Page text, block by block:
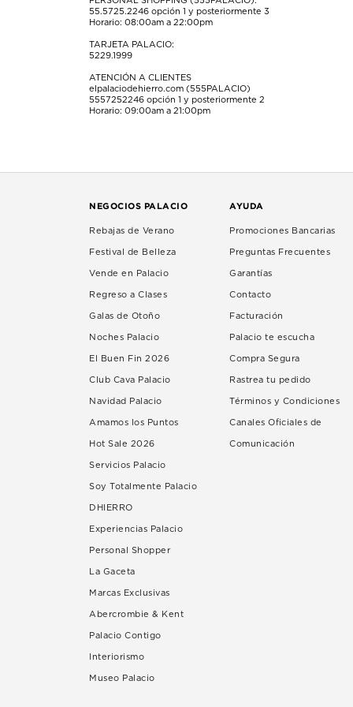
55.5725.2246 opción 1 y posteriormente 3
Horario: 08:00am a 22:00pm
TARJETA PALACIO:
5229.1999
ATENCIÓN A CLIENTES
elpalaciodehierro.com (555PALACIO)
5557252246 opción 1 y posteriormente 2
Horario: 09:00am a 21:00pm
NEGOCIOS PALACIO
Rebajas de Verano
Festival de Belleza
Vende en Palacio
Regreso a Clases
Galas de Otoño
Noches Palacio
El Buen Fin 2026
Club Cava Palacio
Navidad Palacio
Amamos los Puntos
Hot Sale 2026
Servicios Palacio
Soy Totalmente Palacio
DHIERRO
Experiencias Palacio
Personal Shopper
La Gaceta
Marcas Exclusivas
Abercrombie & Kent
Palacio Contigo
Interiorismo
Museo Palacio
AYUDA
Promociones Bancarias
Preguntas Frecuentes
Garantías
Contacto
Facturación
Palacio te escucha
Compra Segura
Rastrea tu pedido
Términos y Condiciones
Canales Oficiales de
Comunicación